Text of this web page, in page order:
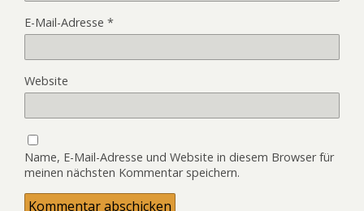
E-Mail-Adresse *
Website
Name, E-Mail-Adresse und Website in diesem Browser für
meinen nächsten Kommentar speichern.